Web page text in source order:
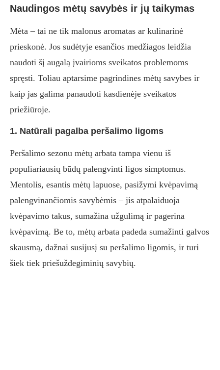
Naudingos mėtų savybės ir jų taikymas
Mėta – tai ne tik malonus aromatas ar kulinarinė
prieskonė. Jos sudėtyje esančios medžiagos leidžia
naudoti šį augalą įvairioms sveikatos problemoms
spręsti. Toliau aptarsime pagrindines mėtų savybes ir
kaip jas galima panaudoti kasdienėje sveikatos
priežiūroje.
1. Natūrali pagalba peršalimo ligoms
Peršalimo sezonu mėtų arbata tampa vienu iš
populiariausių būdų palengvinti ligos simptomus.
Mentolis, esantis mėtų lapuose, pasižymi kvėpavimą
palengvinančiomis savybėmis – jis atpalaiduoja
kvėpavimo takus, sumažina užgulimą ir pagerina
kvėpavimą. Be to, mėtų arbata padeda sumažinti galvos
skausmą, dažnai susijusį su peršalimo ligomis, ir turi
šiek tiek priešuždegiminių savybių.